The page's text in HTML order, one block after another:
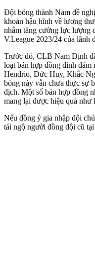
Đội bóng thành Nam đề
khoản hậu hĩnh về lương
nhằm tăng cường lực lượng
V.League 2023/24 của
Trước đó, CLB Nam Định
loạt bản hợp đồng đình
Hendrio, Đức Huy, Khắc
bóng này vẫn chưa thực sự
địch. Một số bản hợp đồng
mang lại được hiệu quả như
Nếu đồng ý gia nhập đội
tái ngộ người đồng đội cũ